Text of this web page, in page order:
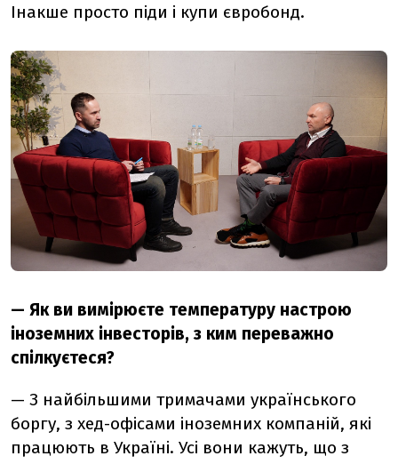
Інакше просто піди і купи євробонд.
— Як ви вимірюєте температуру настрою
іноземних інвесторів, з ким переважно
спілкуєтеся?
— З найбільшими тримачами українського
боргу, з хед-офісами іноземних компаній, які
працюють в Україні. Усі вони кажуть, що з